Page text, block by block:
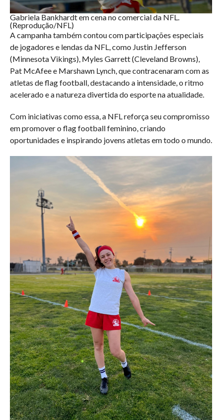
Gabriela Bankhardt em cena no comercial da NFL.
(Reprodução/NFL)
A campanha também contou com participações especiais
de jogadores e lendas da NFL, como Justin Jefferson
(Minnesota Vikings), Myles Garrett (Cleveland Browns),
Pat McAfee e Marshawn Lynch, que contracenaram com as
atletas de flag football, destacando a intensidade, o ritmo
acelerado e a natureza divertida do esporte na atualidade.
Com iniciativas como essa, a NFL reforça seu compromisso
em promover o flag football feminino, criando
oportunidades e inspirando jovens atletas em todo o mundo.